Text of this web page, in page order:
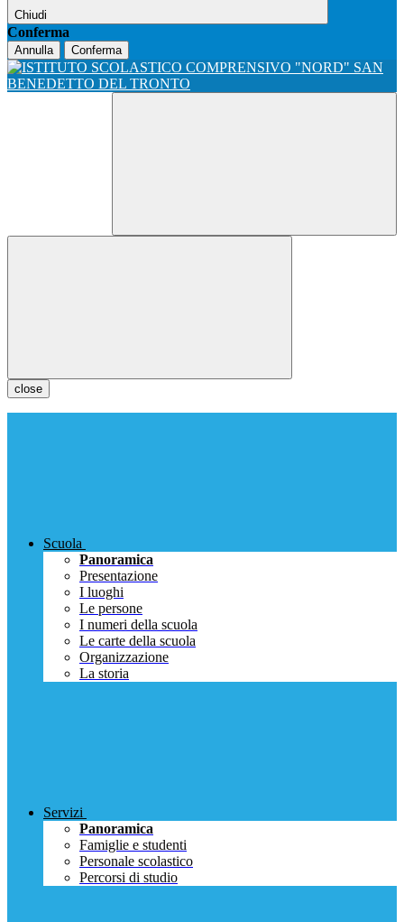
Chiudi
Conferma
Annulla Conferma
close
Scuola
Panoramica
Presentazione
I luoghi
Le persone
I numeri della scuola
Le carte della scuola
Organizzazione
La storia
Servizi
Panoramica
Famiglie e studenti
Personale scolastico
Percorsi di studio